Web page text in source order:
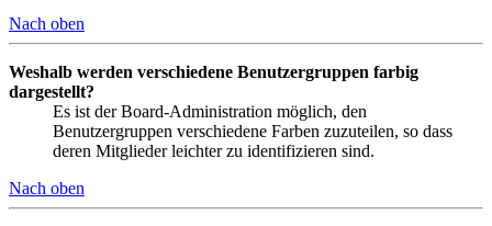
Nach oben
Weshalb werden verschiedene Benutzergruppen farbig
dargestellt?
Es ist der Board-Administration möglich, den
Benutzergruppen verschiedene Farben zuzuteilen, so dass
deren Mitglieder leichter zu identifizieren sind.
Nach oben